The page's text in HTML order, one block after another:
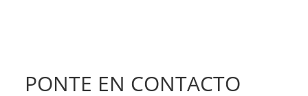
PONTE EN CONTACTO